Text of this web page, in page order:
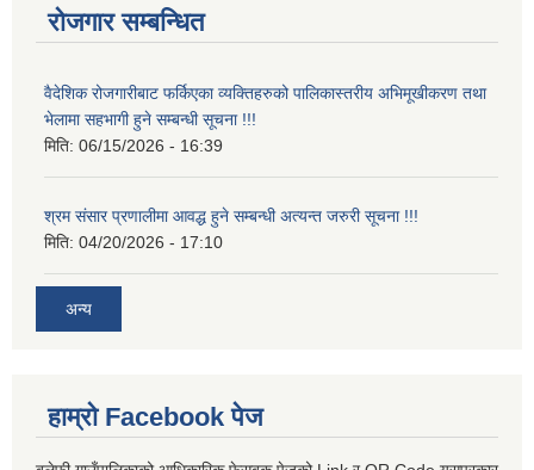
रोजगार सम्बन्धित
वैदेशिक रोजगारीबाट फर्किएका व्यक्तिहरुको पालिकास्तरीय अभिमूखीकरण तथा
भेलामा सहभागी हुने सम्बन्धी सूचना !!!
मिति: 06/15/2026 - 16:39
श्रम संसार प्रणालीमा आवद्ध हुने सम्बन्धी अत्यन्त जरुरी सूचना !!!
मिति: 04/20/2026 - 17:10
अन्य
हाम्रो Facebook पेज